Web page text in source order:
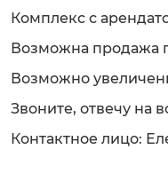
Комплекс с
Возможна продажа
Возможно
Звоните, отвечу на
Контактное лицо: